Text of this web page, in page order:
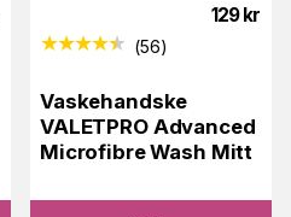
129 kr
(56)
Vaskehandske
VALETPRO Advanced
Microfibre Wash Mitt